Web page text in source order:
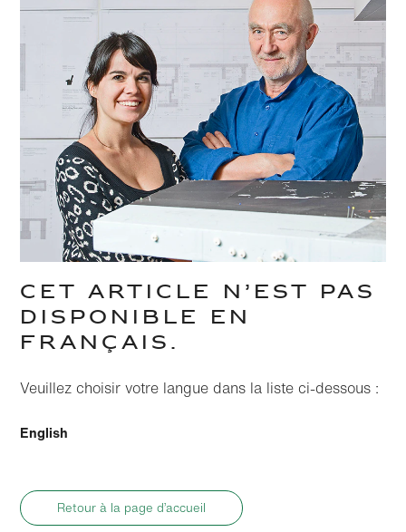
CET ARTICLE N’EST PAS
DISPONIBLE EN
FRANÇAIS.
Veuillez choisir votre langue dans la liste ci-dessous :
English
Retour à la page d’accueil